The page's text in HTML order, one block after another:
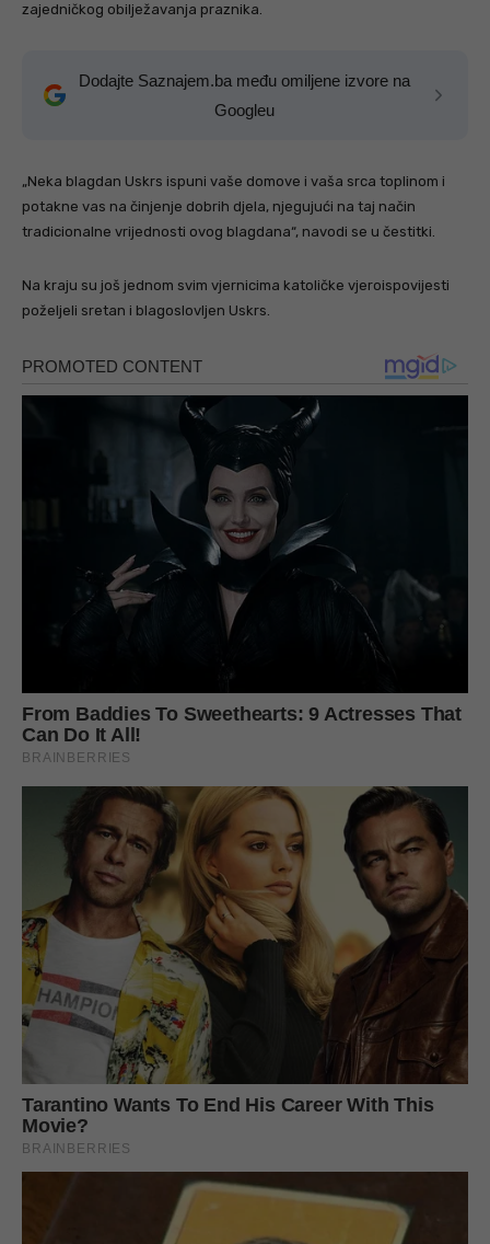
zajedničkog obilježavanja praznika.
Dodajte Saznajem.ba među omiljene izvore na
Googleu
„Neka blagdan Uskrs ispuni vaše domove i vaša srca toplinom i
potakne vas na činjenje dobrih djela, njegujući na taj način
tradicionalne vrijednosti ovog blagdana“, navodi se u čestitki.
Na kraju su još jednom svim vjernicima katoličke vjeroispovijesti
poželjeli sretan i blagoslovljen Uskrs.